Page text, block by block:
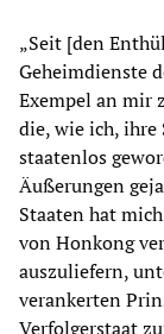
„Seit [den
Geheimdienste
Exempel an mir
die, wie ich,
staatenlos
Äußerungen
Staaten hat
von Honkong
auszuliefern,
verankerten
Verfolgerstaat